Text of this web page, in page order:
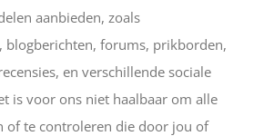
aanbieden, zoals
blogberichten, forums, prikborden,
en verschillende sociale
is voor ons niet haalbaar om alle
of te controleren die door jou of